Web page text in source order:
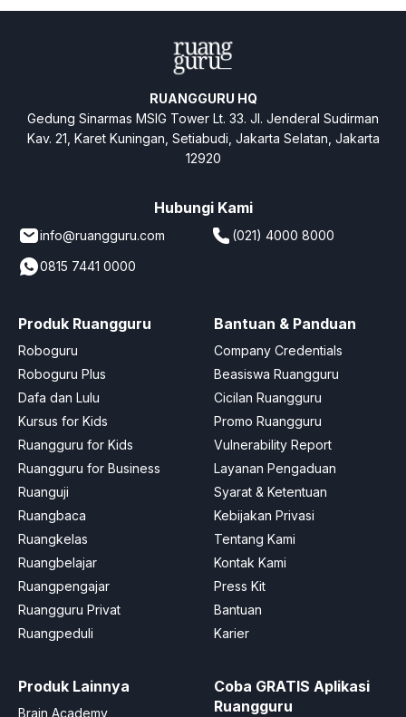
RUANGGURU HQ
Gedung Sinarmas MSIG Tower Lt. 33. Jl. Jenderal Sudirman
Kav. 21, Karet Kuningan, Setiabudi, Jakarta Selatan, Jakarta
12920
Hubungi Kami
info@ruangguru.com
(021) 4000 8000
0815 7441 0000
Produk Ruangguru
Roboguru
Roboguru Plus
Dafa dan Lulu
Kursus for Kids
Ruangguru for Kids
Ruangguru for Business
Ruanguji
Ruangbaca
Ruangkelas
Ruangbelajar
Ruangpengajar
Ruangguru Privat
Ruangpeduli
Bantuan & Panduan
Company Credentials
Beasiswa Ruangguru
Cicilan Ruangguru
Promo Ruangguru
Vulnerability Report
Layanan Pengaduan
Syarat & Ketentuan
Kebijakan Privasi
Tentang Kami
Kontak Kami
Press Kit
Bantuan
Karier
Produk Lainnya
Brain Academy
Coba GRATIS Aplikasi
Ruangguru